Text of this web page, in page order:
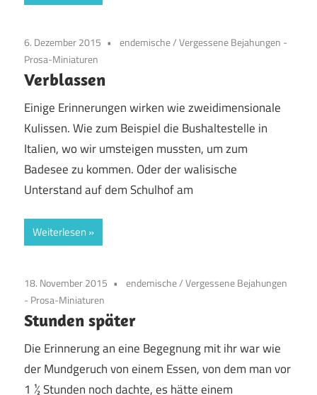
6. Dezember 2015 endemische/Vergessene Bejahungen -
Prosa-Miniaturen
Verblassen
Einige Erinnerungen wirken wie zweidimensionale
Kulissen. Wie zum Beispiel die Bushaltestelle in
Italien, wo wir umsteigen mussten, um zum
Badesee zu kommen. Oder der walisische
Unterstand auf dem Schulhof am
Weiterlesen
18. November 2015 endemische/Vergessene Bejahungen
- Prosa-Miniaturen
Stunden später
Die Erinnerung an eine Begegnung mit ihr war wie
der Mundgeruch von einem Essen, von dem man vor
1 ½ Stunden noch dachte, es hätte einem